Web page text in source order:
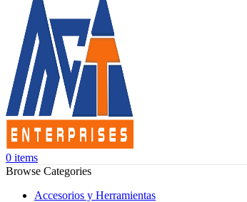
0 items
Browse Categories
Accesorios y Herramientas